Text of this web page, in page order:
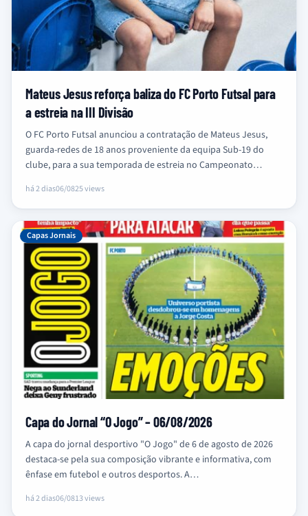
Mateus Jesus reforça baliza do FC Porto Futsal para
a estreia na III Divisão
O FC Porto Futsal anunciou a contratação de Mateus Jesus,
guarda-redes de 18 anos proveniente da equipa Sub-19 do
clube, para a sua temporada de estreia no Campeonato…
há 2 dias06/0825 views
Capas Jornais
Capa do Jornal “O Jogo” – 06/08/2026
A capa do jornal desportivo "O Jogo" de 6 de agosto de 2026
destaca-se pela sua composição vibrante e informativa, com
ênfase em futebol e outros desportos. A…
há 2 dias06/0813 views